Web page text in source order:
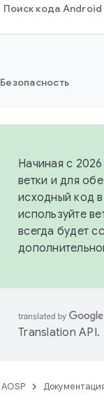
Поиск кода Android
Безопасность
Начиная с
ветки и для
исходный код
используйте
всегда будет
Translation API.
AOSP